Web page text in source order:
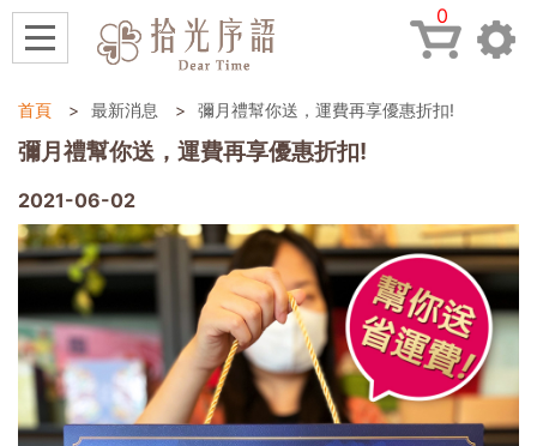
首頁 最新消息 彌月禮幫你送，運費再享優惠折扣!
彌月禮幫你送，運費再享優惠折扣!
2021-06-02
0